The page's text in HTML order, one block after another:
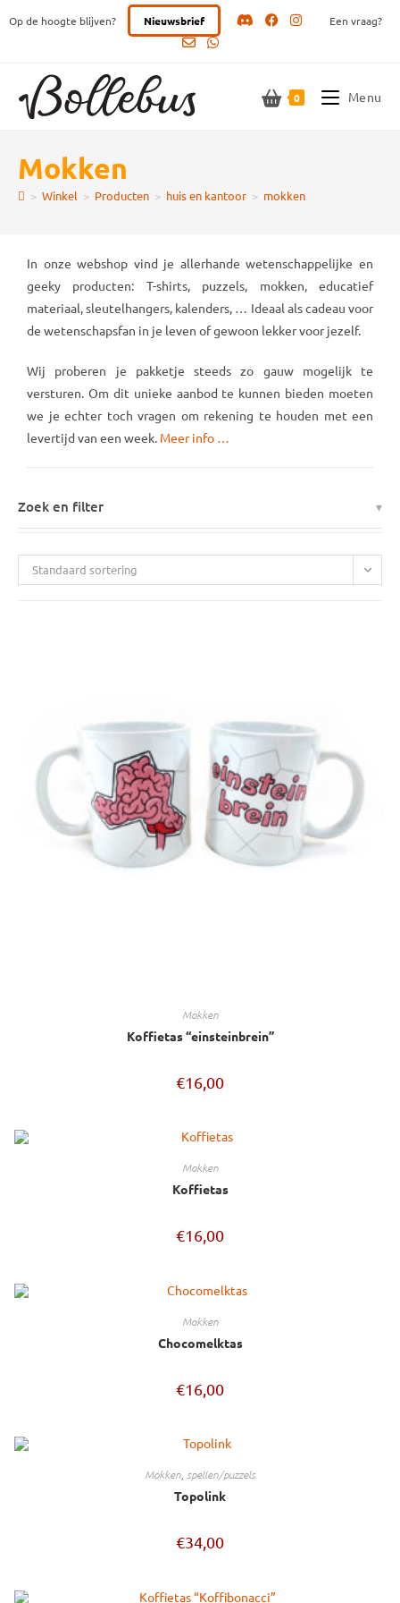
naar
Op de hoogte blijven? Nieuwsbrief Een vraag?
0 Menu
mokken
> Winkel > Producten > huis en kantoor > mokken
In onze webshop vind je allerhande wetenschappelijke en
geeky producten: T-shirts, puzzels, mokken, educatief
materiaal, sleutelhangers, kalenders, … Ideaal als cadeau voor
de wetenschapsfan in je leven of gewoon lekker voor jezelf.
Wij proberen je pakketje steeds zo gauw mogelijk te
versturen. Om dit unieke aanbod te kunnen bieden moeten
we je echter toch vragen om rekening te houden met een
levertijd van een week. Meer info …
Zoek en filter
Standaard sortering
mokken
Koffietas “einsteinbrein”
€16,00
mokken
Koffietas
€16,00
mokken
Chocomelktas
€16,00
mokken spellen/puzzels
Topolink
€34,00